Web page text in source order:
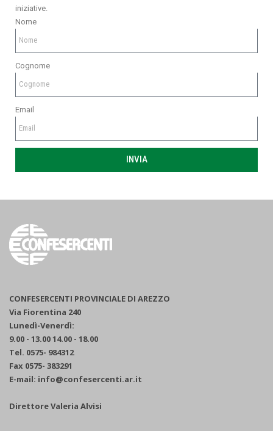
iniziative.
Nome
Cognome
Email
INVIA
CONFESERCENTI PROVINCIALE DI AREZZO
Via Fiorentina 240
Lunedì-Venerdì:
9.00 - 13.00 14.00 - 18.00
Tel. 0575- 984312
Fax 0575- 383291
E-mail: info@confesercenti.ar.it
Direttore Valeria Alvisi